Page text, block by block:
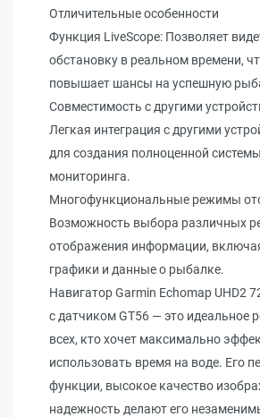
Отличительные особенности
Функция LiveScope: Позволяет
обстановку в реальном времени,
повышает шансы на успешную
Совместимость с другими
Легкая интеграция с другими
для создания полноценной
мониторинга.
Многофункциональные режимы
Возможность выбора различных
отображения информации,
графики и данные о рыбалке.
Навигатор Garmin Echomap UHD2
с датчиком GT56 — это идеальное
всех, кто хочет максимально
использовать время на воде. Его
функции, высокое качество
надежность делают его